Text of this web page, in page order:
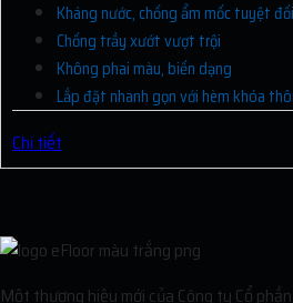
Kháng nước, chống ẩm mốc tuyệt đối
Chống trầy xướt vượt trội
Không phai màu, biến dạng
Lắp đặt nhanh gọn với hèm khóa
Chi tiết
Một thương hiệu mới của Công ty Cổ